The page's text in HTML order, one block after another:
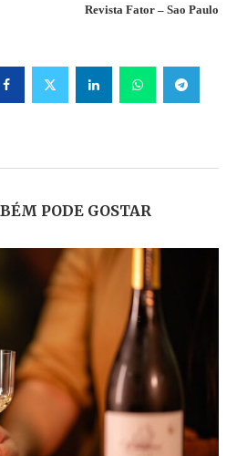
Revista Fator – Sao Paulo
PODE GOSTAR